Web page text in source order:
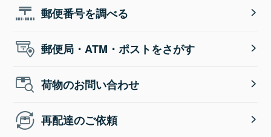
郵便番号を調べる
郵便局・ATM・ポストをさがす
荷物のお問い合わせ
再配達のご依頼